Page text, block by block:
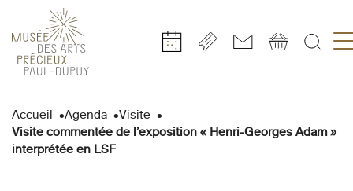
Gestion de vos préférences sur les cookies
au
contenu
principal
navigation
la
pied
Accueil Agenda
Visite
Visite commentée de l’exposition « Henri-Georges Adam »
interprétée en LSF